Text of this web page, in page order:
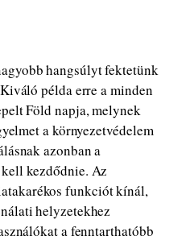
hangsúlyt fektetünk
példa erre a minden
Föld napja, melynek
a környezetvédelem
azonban a
kezdődnie. Az
funkciót kínál,
helyzetekhez
a fenntarthatóbb